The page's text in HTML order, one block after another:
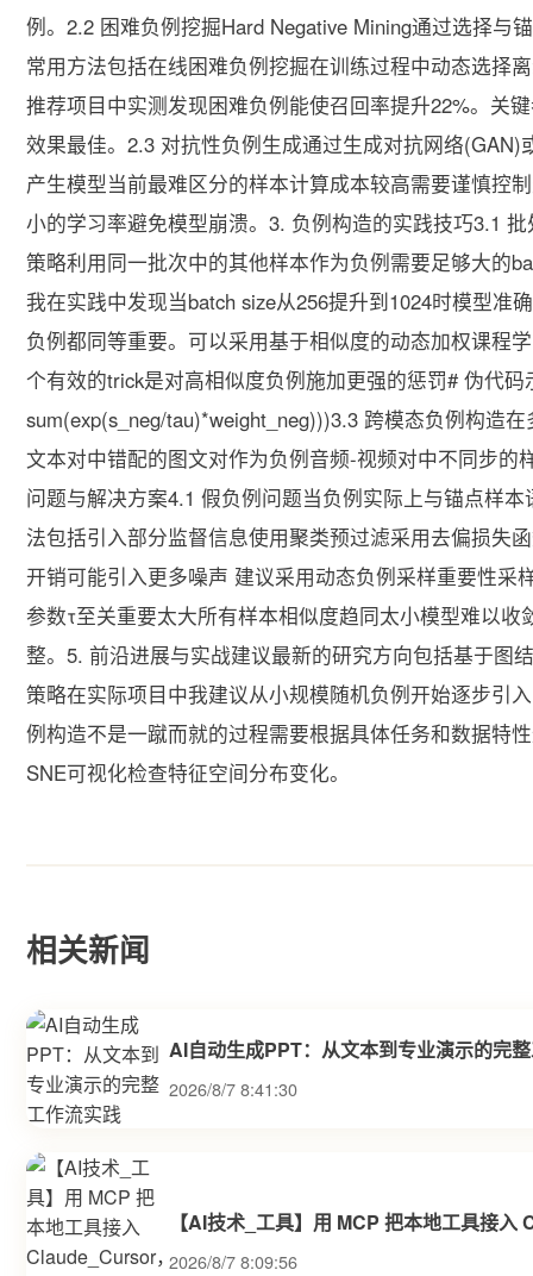
例。2.2 困难负例挖掘Hard Negative Mining通过选择与
常用方法包括在线困难负例挖掘在训练过程中动态选择
推荐项目中实测发现困难负例能使召回率提升22%。关
效果最佳。2.3 对抗性负例生成通过生成对抗网络
产生模型当前最难区分的样本计算成本较高需要谨慎控
小的学习率避免模型崩溃。3. 负例构造的实践技巧3.1
策略利用同一批次中的其他样本作为负例需要足够大的
我在实践中发现当batch size从256提升到1024时模型准
负例都同等重要。可以采用基于相似度的动态加权课程
个有效的trick是对高相似度负例施加更强的惩罚# 伪代
sum(exp(s_neg/tau)*weight_neg)))3.3 跨模态负例构造
文本对中错配的图文对作为负例音频-视频对中不同步
问题与解决方案4.1 假负例问题当负例实际上与锚点样
法包括引入部分监督信息使用聚类预过滤采用去偏损失
开销可能引入更多噪声 建议采用动态负例采样重要性
参数τ至关重要太大所有样本相似度趋同太小模型难以
整。5. 前沿进展与实战建议最新的研究方向包括基于图
策略在实际项目中我建议从小规模随机负例开始逐步引
例构造不是一蹴而就的过程需要根据具体任务和数据特
SNE可视化检查特征空间分布变化。
相关新闻
AI自动生成PPT：从文本到专业演示的完
2026/8/7 8:41:30
【AI技术_工具】用 MCP 把本地工具接
2026/8/7 8:09:56